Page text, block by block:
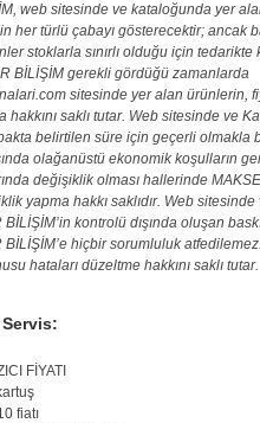
web sitesinde ve kataloğunda yer
her türlü çabayı gösterecektir; ancak
stoklarla sınırlı olduğu için tedarikte
BİLİŞİM gerekli gördüğü zamanlarda
sitesinde yer alan ürünlerin,
hakkını saklı tutar. Web sitesinde ve
belirtilen süre için geçerli olmakla
olağanüstü ekonomik koşulların
değişiklik olması hallerinde
yapma hakkı saklıdır. Web
kontrolü dışında oluşan
BİLİŞİM’e hiçbir sorumluluk
hataları düzeltme hakkını saklı tutar.
Servis:
FİYATI
fiatı